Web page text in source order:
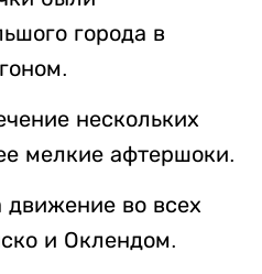
города в
нескольких
мелкие афтершоки.
движение во всех
и Оклендом.